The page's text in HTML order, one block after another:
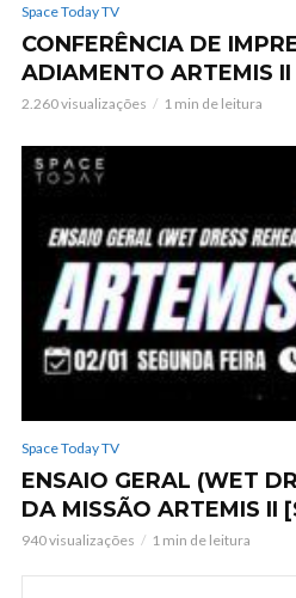
Space Today TV
CONFERÊNCIA DE
ADIAMENTO ARTEMIS II
2.260 visualizações 1 min de leitura
Space Today TV
ENSAIO GERAL (WET
DA MISSÃO ARTEMIS II
940 visualizações 1 min de leitura